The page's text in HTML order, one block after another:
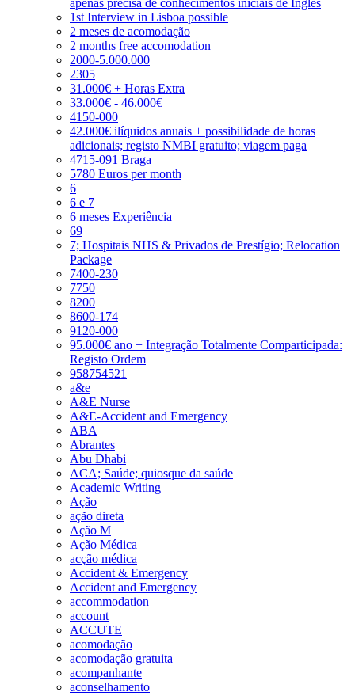
1st Interview in Lisboa possible
2 meses de acomodação
2 months free accomodation
2000-5.000.000
2305
31.000€ + Horas Extra
33.000€ - 46.000€
4150-000
42.000€ ilíquidos anuais + possibilidade de horas
adicionais; registo NMBI gratuito; viagem paga
4715-091 Braga
5780 Euros per month
6
6 e 7
6 meses Experiência
69
7; Hospitais NHS & Privados de Prestígio; Relocation
Package
7400-230
7750
8200
8600-174
9120-000
95.000€ ano + Integração Totalmente Comparticipada:
Registo Ordem
958754521
a&e
A&E Nurse
A&E-Accident and Emergency
ABA
Abrantes
Abu Dhabi
ACA; Saúde; quiosque da saúde
Academic Writing
Ação
ação direta
Ação M
Ação Médica
acção médica
Accident & Emergency
Accident and Emergency
accommodation
account
ACCUTE
acomodação
acomodação gratuita
acompanhante
aconselhamento